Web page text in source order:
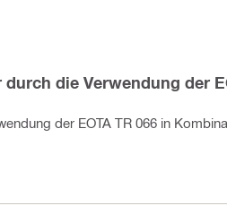
die Verwendung der
der EOTA TR 066 in